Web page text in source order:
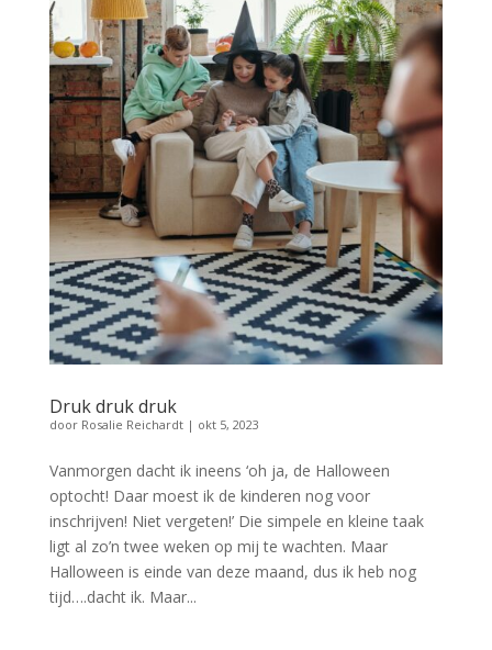
Druk druk druk
door Rosalie Reichardt| okt 5, 2023
Vanmorgen dacht ik ineens ‘oh ja, de Halloween
optocht! Daar moest ik de kinderen nog voor
inschrijven! Niet vergeten!’ Die simpele en kleine taak
ligt al zo’n twee weken op mij te wachten. Maar
Halloween is einde van deze maand, dus ik heb nog
tijd….dacht ik. Maar...